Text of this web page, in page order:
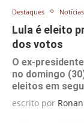
Destaques Notícias
Lula é eleito
dos votos
O ex-
no domingo
eleitos em
escrito por